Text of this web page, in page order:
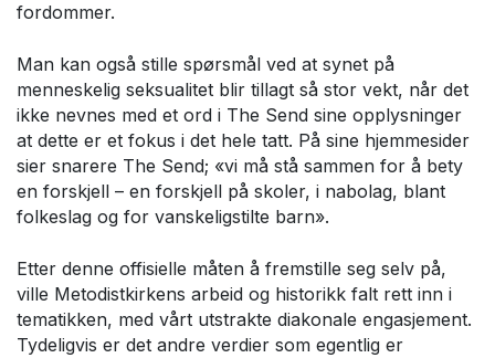
fordommer.
Man kan også stille spørsmål ved at synet på
menneskelig seksualitet blir tillagt så stor vekt, når det
ikke nevnes med et ord i The Send sine opplysninger
at dette er et fokus i det hele tatt. På sine hjemmesider
sier snarere The Send; «vi må stå sammen for å bety
en forskjell – en forskjell på skoler, i nabolag, blant
folkeslag og for vanskeligstilte barn».
Etter denne offisielle måten å fremstille seg selv på,
ville Metodistkirkens arbeid og historikk falt rett inn i
tematikken, med vårt utstrakte diakonale engasjement.
Tydeligvis er det andre verdier som egentlig er